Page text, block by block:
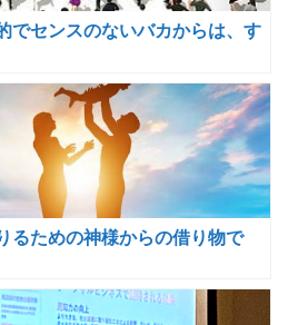
でセンスのないバカからは、す
るための神様からの借り物で